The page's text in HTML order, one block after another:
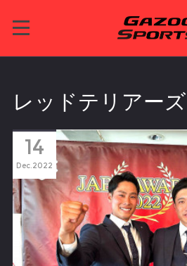
レッドテリアーズ
14
Dec 2022